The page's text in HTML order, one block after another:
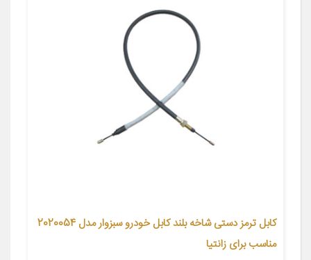
کابل ترمز دستی شاخه بلند کابل خودرو سبزوار مدل 2020054
مناسب برای زانتیا